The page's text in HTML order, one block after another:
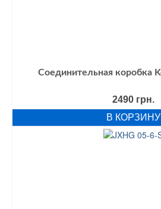
Соединительная коробка
2490 грн.
В КОРЗИНУ